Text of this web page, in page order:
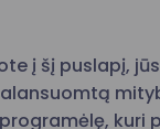
į šį puslapį,
kuri